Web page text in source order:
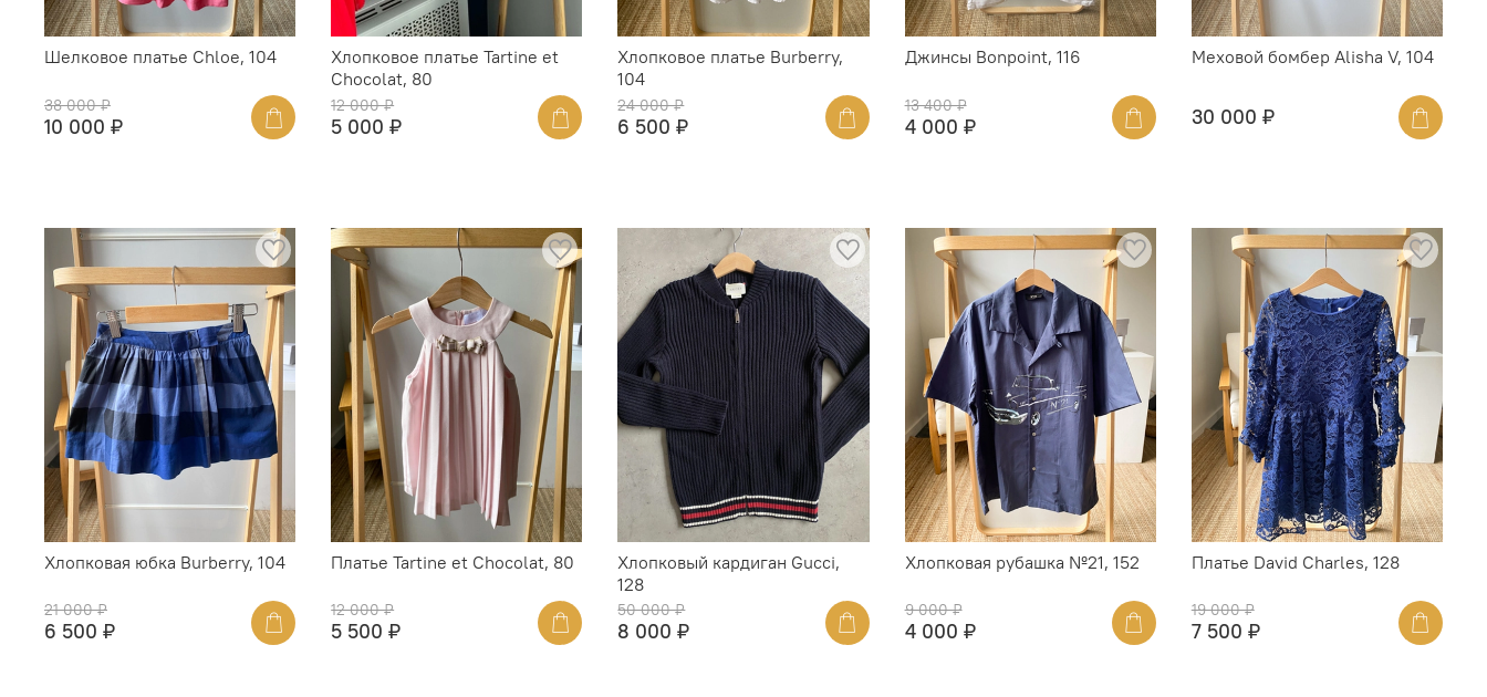
Шелковое платье Chloe, 104
38 000 ₽
10 000 ₽
Хлопковое платье Tartine et
Chocolat, 80
12 000 ₽
5 000 ₽
Хлопковое платье Burberry,
104
24 000 ₽
6 500 ₽
Джинсы Bonpoint, 116
13 400 ₽
4 000 ₽
Меховой бомбер Alisha V, 104
30 000 ₽
Хлопковая юбка Burberry, 104
21 000 ₽
6 500 ₽
Платье Tartine et Chocolat, 80
12 000 ₽
5 500 ₽
Хлопковый кардиган Gucci,
128
50 000 ₽
8 000 ₽
Хлопковая рубашка №21, 152
9 000 ₽
4 000 ₽
Платье David Charles, 128
19 000 ₽
7 500 ₽